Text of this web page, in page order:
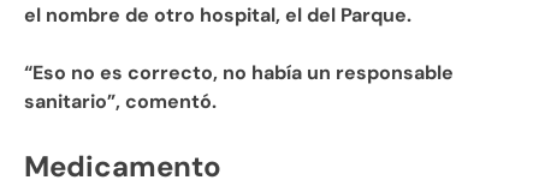
el nombre de otro hospital, el del Parque.
“Eso no es correcto, no había un responsable
sanitario”, comentó.
Medicamento